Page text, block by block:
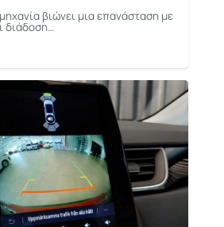
βιώνει μια επανάσταση με
διάδοση…